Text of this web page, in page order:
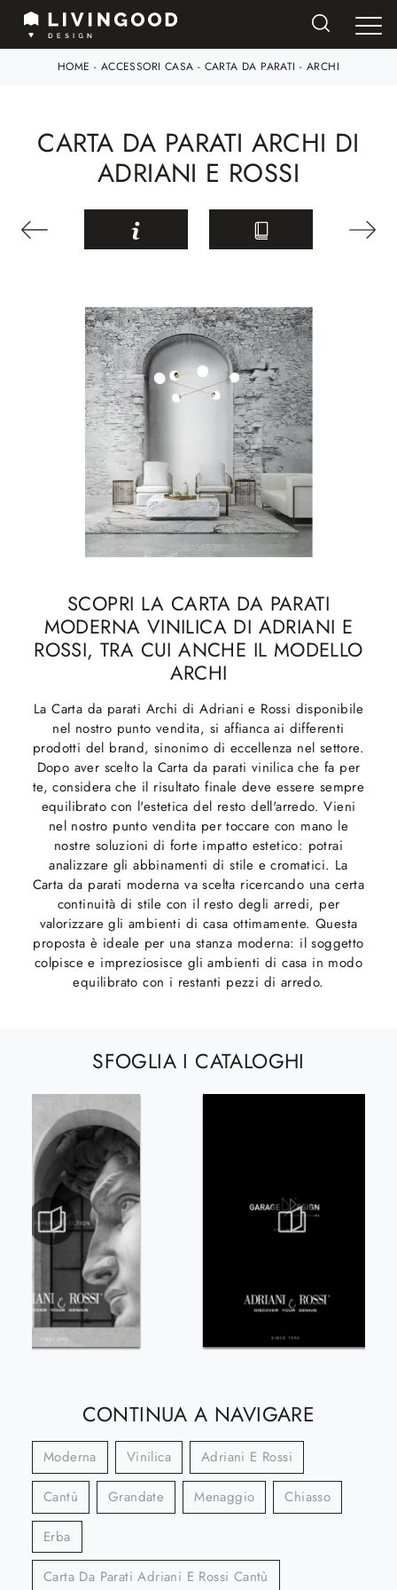
HOME - ACCESSORI CASA - CARTA DA PARATI - ARCHI
CARTA DA PARATI ARCHI DI
ADRIANI E ROSSI
SCOPRI LA CARTA DA PARATI
MODERNA VINILICA DI ADRIANI E
ROSSI, TRA CUI ANCHE IL MODELLO
ARCHI
La Carta da parati Archi di Adriani e Rossi disponibile
nel nostro punto vendita, si affianca ai differenti
prodotti del brand, sinonimo di eccellenza nel settore.
Dopo aver scelto la Carta da parati vinilica che fa per
te, considera che il risultato finale deve essere sempre
equilibrato con l'estetica del resto dell'arredo. Vieni
nel nostro punto vendita per toccare con mano le
nostre soluzioni di forte impatto estetico: potrai
analizzare gli abbinamenti di stile e cromatici. La
Carta da parati moderna va scelta ricercando una certa
continuità di stile con il resto degli arredi, per
valorizzare gli ambienti di casa ottimamente. Questa
proposta è ideale per una stanza moderna: il soggetto
colpisce e impreziosisce gli ambienti di casa in modo
equilibrato con i restanti pezzi di arredo.
SFOGLIA I CATALOGHI
CONTINUA A NAVIGARE
Moderna Vinilica Adriani E Rossi
Cantù Grandate Menaggio Chiasso
Erba
Carta Da Parati Adriani E Rossi Cantù